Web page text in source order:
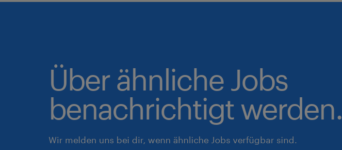
Über ähnliche Jobs
benachrichtigt werden.
Wir melden uns bei dir, wenn ähnliche Jobs verfügbar sind.